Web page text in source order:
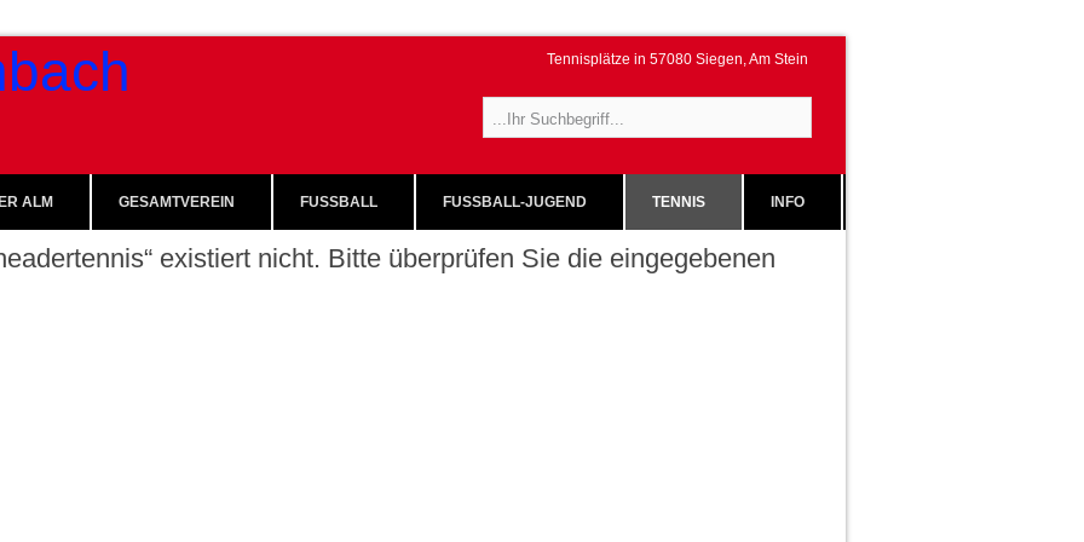
Tennisplätze in 57080 Siegen, Am Stein
ALM GESAMTVEREIN FUSSBALL FUSSBALL-JUGEND TENNIS INFO
existiert nicht. Bitte überprüfen Sie die eingegebenen